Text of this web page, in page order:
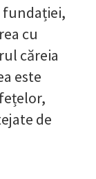
fundației,
cu
căreia
este
de